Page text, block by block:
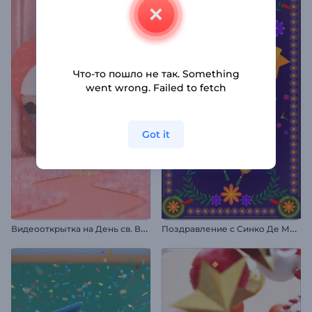
В
идеооткрытка на День св. Валентина П
оздравление с Синко Де Майо
Что-то пошло не так. Something
went wrong. Failed to fetch
Got it